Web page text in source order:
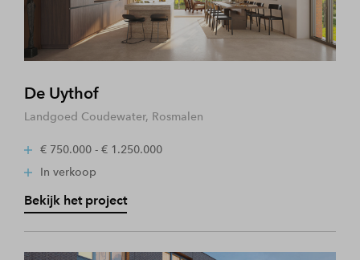
De Uythof
Landgoed Coudewater, Rosmalen
€ 750.000 - € 1.250.000
In verkoop
Bekijk het project